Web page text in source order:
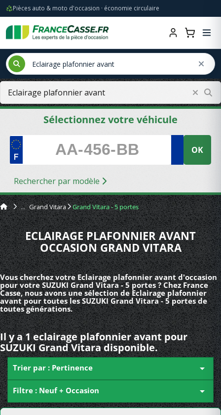
Pièces auto & moto d'occasion · économie circulaire
Sélectionnez votre véhicule
OK
Rechercher par modèle
Grand Vitara Grand Vitara - 5 portes
ECLAIRAGE PLAFONNIER AVANT
OCCASION GRAND VITARA
Vous cherchez votre Eclairage plafonnier avant d'occasion
pour votre SUZUKI Grand Vitara - 5 portes ? Chez France
Casse, nous avons une sélection de Eclairage plafonnier
avant pour toutes les SUZUKI Grand Vitara - 5 portes de
toutes générations.
Il y a 1 eclairage plafonnier avant pour
SUZUKI Grand Vitara disponible.
Trier par : Pertinence 
Filtre : Neuf + Occasion 